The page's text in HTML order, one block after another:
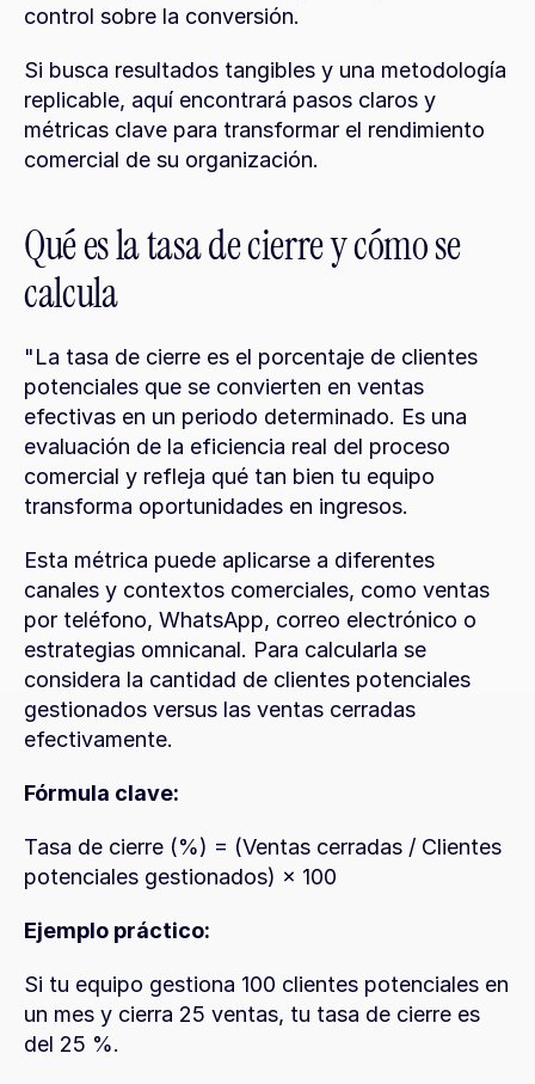
control sobre la conversión.
Si busca resultados tangibles y una metodología
replicable, aquí encontrará pasos claros y
métricas clave para transformar el rendimiento
comercial de su organización.
Qué es la tasa de cierre y cómo se
calcula
"La tasa de cierre es el porcentaje de clientes
potenciales que se convierten en ventas
efectivas en un periodo determinado. Es una
evaluación de la eficiencia real del proceso
comercial y refleja qué tan bien tu equipo
transforma oportunidades en ingresos.
Esta métrica puede aplicarse a diferentes
canales y contextos comerciales, como ventas
por teléfono, WhatsApp, correo electrónico o
estrategias omnicanal. Para calcularla se
considera la cantidad de clientes potenciales
gestionados versus las ventas cerradas
efectivamente.
Fórmula clave:
Tasa de cierre (%) = (Ventas cerradas / Clientes
potenciales gestionados) × 100
Ejemplo práctico:
Si tu equipo gestiona 100 clientes potenciales en
un mes y cierra 25 ventas, tu tasa de cierre es
del 25 %.